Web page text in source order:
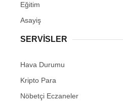
Eğitim
Asayiş
SERVİSLER
Hava Durumu
Kripto Para
Nöbetçi Eczaneler